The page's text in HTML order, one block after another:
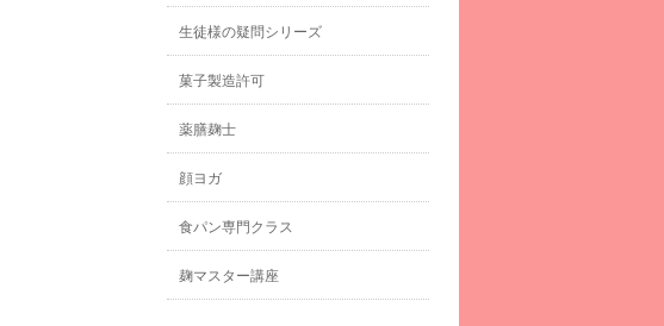
生徒様の疑問シリーズ
菓子製造許可
薬膳麹士
顔ヨガ
食パン専門クラス
麹マスター講座